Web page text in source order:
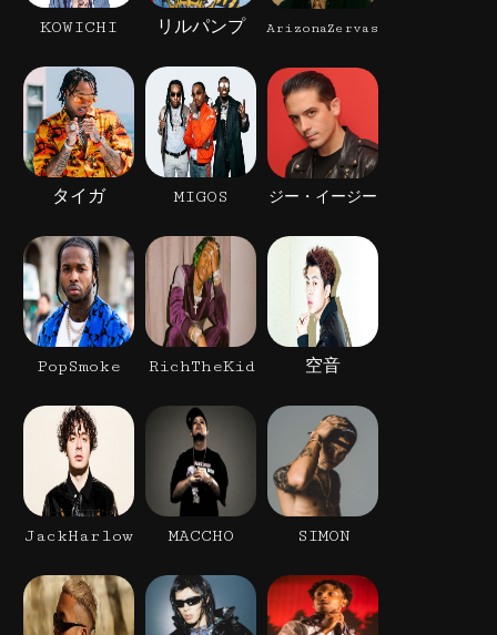
KOWICHI リルパンプ ArizonaZervas
タイガ MIGOS ジー・イージー
PopSmoke RichTheKid 空音
JackHarlow MACCHO SIMON